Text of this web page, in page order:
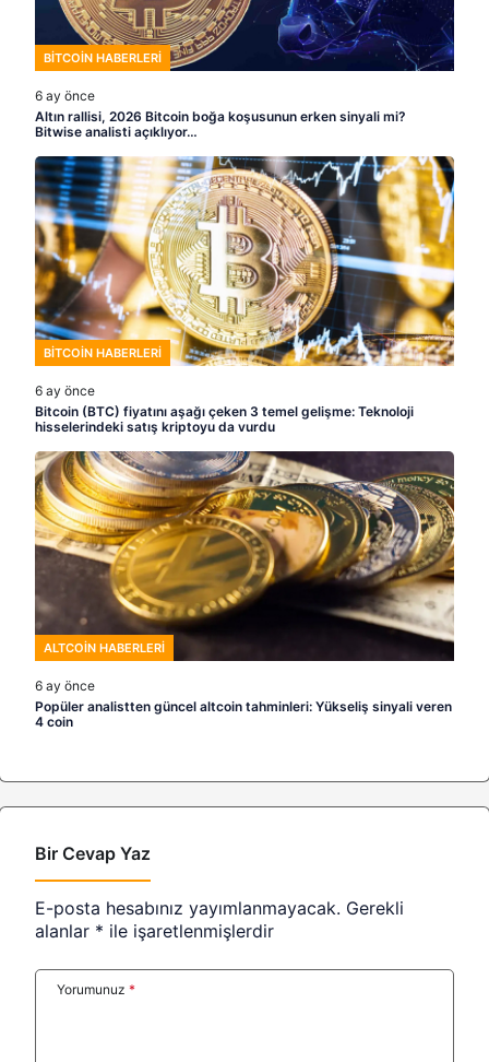
BITCOIN HABERLERI
6 ay önce
Altın rallisi, 2026 Bitcoin boğa koşusunun erken sinyali mi?
Bitwise analisti açıklıyor…
BITCOIN HABERLERI
6 ay önce
Bitcoin (BTC) fiyatını aşağı çeken 3 temel gelişme: Teknoloji
hisselerindeki satış kriptoyu da vurdu
ALTCOIN HABERLERI
6 ay önce
Popüler analistten güncel altcoin tahminleri: Yükseliş sinyali veren
4 coin
Bir Cevap Yaz
E-posta hesabınız yayımlanmayacak. Gerekli
alanlar * ile işaretlenmişlerdir
Yorumunuz *